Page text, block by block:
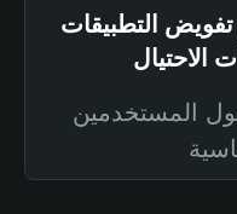
التطبيقات
الاحتيال
المستخدمين